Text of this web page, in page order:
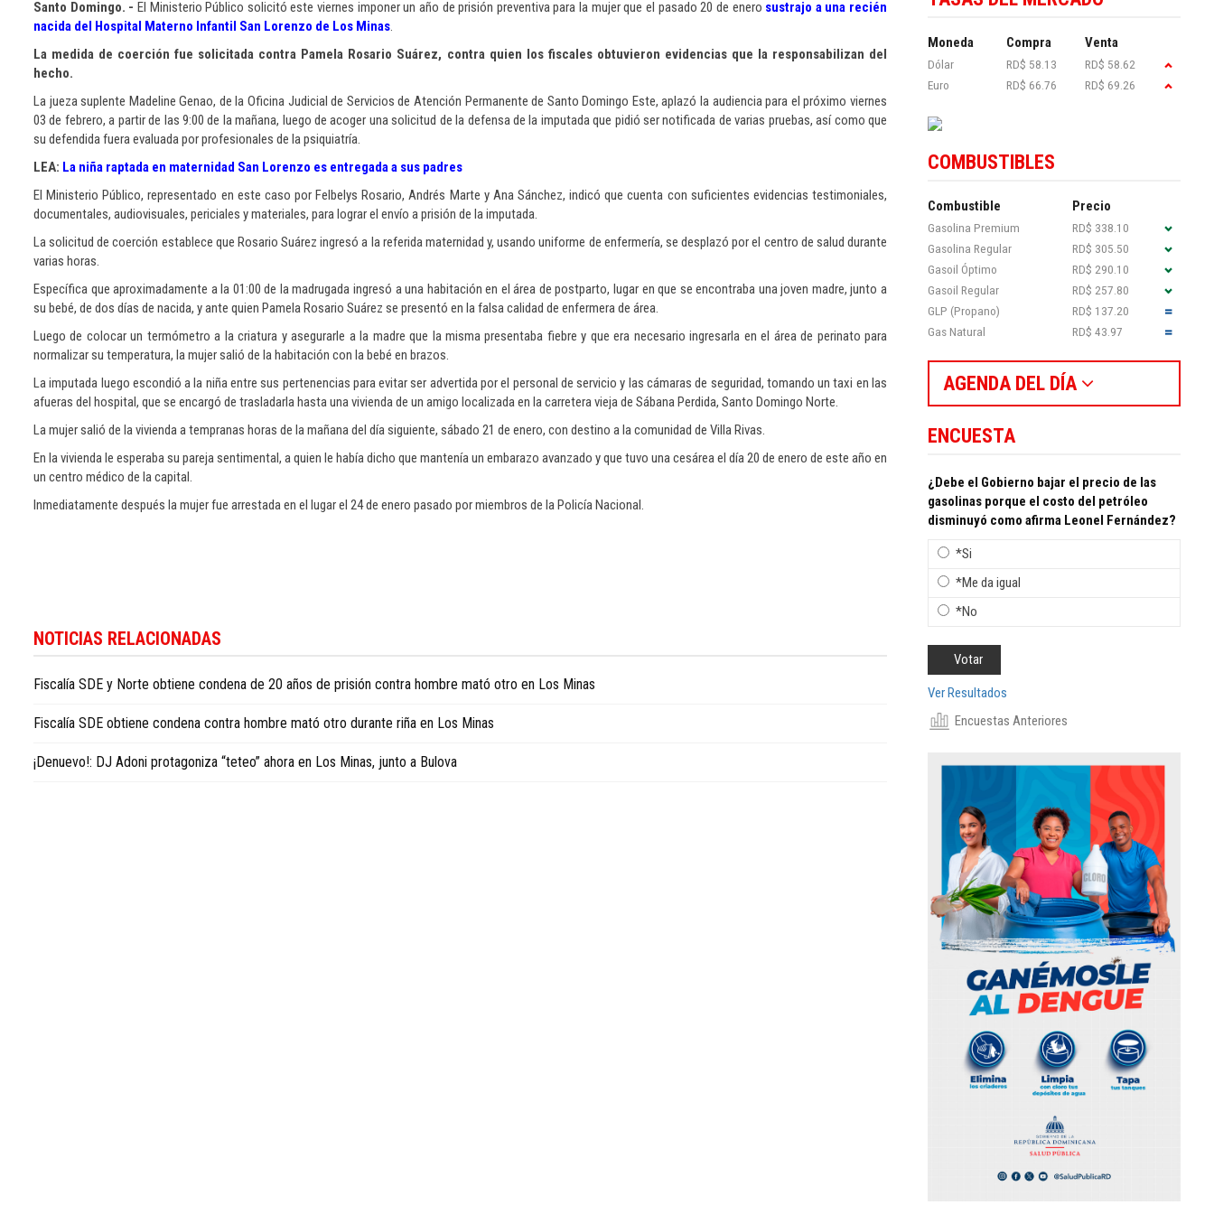
Santo Domingo. - El Ministerio Público solicitó este viernes imponer un año de prisión preventiva para la mujer que el pasado 20 de enero sustrajo a una recién
nacida del Hospital Materno Infantil San Lorenzo de Los Minas.
La medida de coerción fue solicitada contra Pamela Rosario Suárez, contra quien los fiscales obtuvieron evidencias que la responsabilizan del
hecho.
La jueza suplente Madeline Genao, de la Oficina Judicial de Servicios de Atención Permanente de Santo Domingo Este, aplazó la audiencia para el próximo viernes
03 de febrero, a partir de las 9:00 de la mañana, luego de acoger una solicitud de la defensa de la imputada que pidió ser notificada de varias pruebas, así como que
su defendida fuera evaluada por profesionales de la psiquiatría.
LEA: La niña raptada en maternidad San Lorenzo es entregada a sus padres
El Ministerio Público, representado en este caso por Felbelys Rosario, Andrés Marte y Ana Sánchez, indicó que cuenta con suficientes evidencias testimoniales,
documentales, audiovisuales, periciales y materiales, para lograr el envío a prisión de la imputada.
La solicitud de coerción establece que Rosario Suárez ingresó a la referida maternidad y, usando uniforme de enfermería, se desplazó por el centro de salud durante
varias horas.
Específica que aproximadamente a la 01:00 de la madrugada ingresó a una habitación en el área de postparto, lugar en que se encontraba una joven madre, junto a
su bebé, de dos días de nacida, y ante quien Pamela Rosario Suárez se presentó en la falsa calidad de enfermera de área.
Luego de colocar un termómetro a la criatura y asegurarle a la madre que la misma presentaba fiebre y que era necesario ingresarla en el área de perinato para
normalizar su temperatura, la mujer salió de la habitación con la bebé en brazos.
La imputada luego escondió a la niña entre sus pertenencias para evitar ser advertida por el personal de servicio y las cámaras de seguridad, tomando un taxi en las
afueras del hospital, que se encargó de trasladarla hasta una vivienda de un amigo localizada en la carretera vieja de Sábana Perdida, Santo Domingo Norte.
La mujer salió de la vivienda a tempranas horas de la mañana del día siguiente, sábado 21 de enero, con destino a la comunidad de Villa Rivas.
En la vivienda le esperaba su pareja sentimental, a quien le había dicho que mantenía un embarazo avanzado y que tuvo una cesárea el día 20 de enero de este año en
un centro médico de la capital.
Inmediatamente después la mujer fue arrestada en el lugar el 24 de enero pasado por miembros de la Policía Nacional.
conocer
sobre
República
visite
NOTICIAS RELACIONADAS
Fiscalía SDE y Norte obtiene condena de 20 años de prisión contra hombre mató otro en Los Minas
Fiscalía SDE obtiene condena contra hombre mató otro durante riña en Los Minas
¡Denuevo!: DJ Adoni protagoniza “teteo” ahora en Los Minas, junto a Bulova
Moneda Compra Venta
Dólar RD$ 58.13
RD$ 58.62
Euro
RD$ 66.76 RD$ 69.26
COMBUSTIBLES
Combustible Precio
Gasolina Premium
RD$ 338.10
Gasolina Regular
RD$ 305.50
Gasoil Óptimo
RD$ 290.10
Gasoil Regular
RD$ 257.80
GLP (Propano)
RD$ 137.20
Gas Natural
RD$ 43.97
AGENDA DEL DÍA
ENCUESTA
¿Debe el Gobierno bajar el precio de las
gasolinas porque el costo del petróleo
disminuyó como afirma Leonel Fernández?
*Si
*Me da igual
*No
Ver Resultados
Encuestas Anteriores